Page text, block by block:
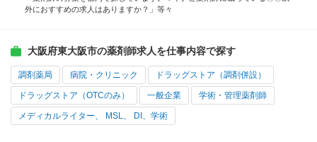
外におすすめの求人はありますか？」等々
大阪府東大阪市の薬剤師求人を仕事内容で探す
調剤薬局 病院・クリニック ドラッグストア（調剤併設）
ドラッグストア（OTCのみ） 一般企業 学術・管理薬剤師
メディカルライター、 MSL、 DI、学術